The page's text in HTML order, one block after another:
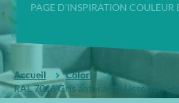
PAGE D’INSPIRATION COULEUR
Accueil
Coloris
RAL 7016 Gris anthracite Lisse mat /